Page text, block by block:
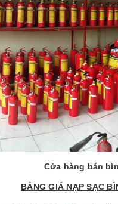
Cửa hàng bán
BẢNG GIÁ NẠP SẠC